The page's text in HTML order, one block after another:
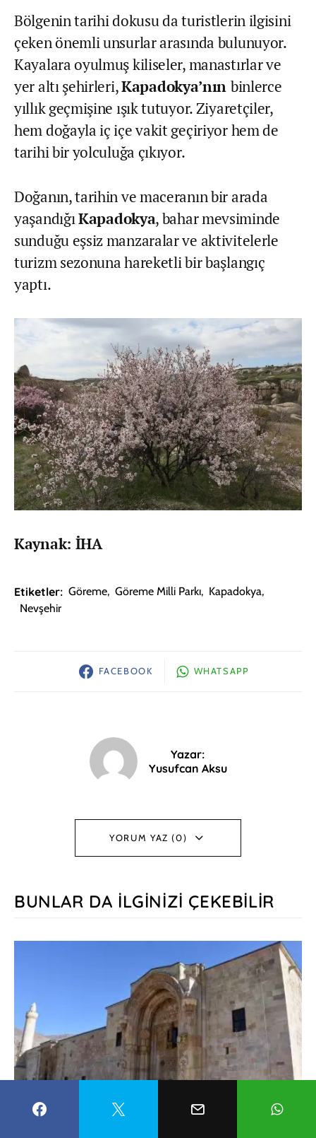
Bölgenin tarihi dokusu da turistlerin ilgisini
çeken önemli unsurlar arasında bulunuyor.
Kayalara oyulmuş kiliseler, manastırlar ve
yer altı şehirleri,Kapadokya’nın binlerce
yıllık geçmişine ışık tutuyor. Ziyaretçiler,
hem doğayla iç içe vakit geçiriyor hem de
tarihi bir yolculuğa çıkıyor.
Doğanın, tarihin ve maceranın bir arada
yaşandığıKapadokya, bahar mevsiminde
sunduğu eşsiz manzaralar ve aktivitelerle
turizm sezonuna hareketli bir başlangıç
yaptı.
Kaynak: İHA
Etiketler: Göreme, Göreme Milli Parkı, Kapadokya,
Nevşehir
FACEBOOK WHATSAPP
Yazar:
Yusufcan Aksu
YORUM YAZ (0)
BUNLAR DA İLGINIZI ÇEKEBILIR